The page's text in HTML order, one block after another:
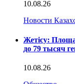
10.08.26
Новости
Жетісу:
до 79 тысяч
10.08.26